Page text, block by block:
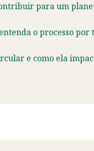
para um
o processo
e como ela